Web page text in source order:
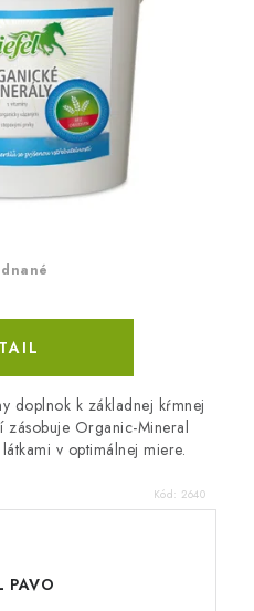
doplnok k základnej kŕmnej
zásobuje Organic-Mineral
v optimálnej miere.
Kód: 2640
PAVO